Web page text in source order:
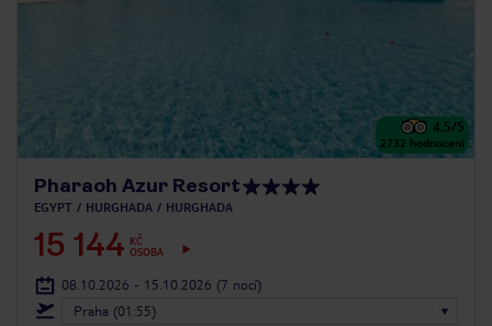
4.5/5
2732 hodnocení
Pharaoh Azur Resort
EGYPT HURGHADA HURGHADA
15 144 KČ
OSOBA
08.10.2026 - 15.10.2026 (7 nocí)
Praha (01:55)